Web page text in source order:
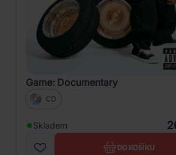
Game: Documentary
CD
Skladem
DO KOŠÍKU